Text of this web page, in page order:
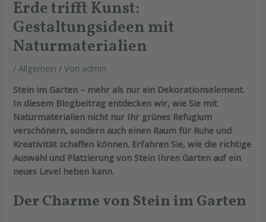
Erde trifft Kunst:
Gestaltungsideen mit
Naturmaterialien
/Allgemein / Von admin
Stein im Garten – mehr als nur ein Dekorationselement.
In diesem Blogbeitrag entdecken wir, wie Sie mit
Naturmaterialien nicht nur Ihr grünes Refugium
verschönern, sondern auch einen Raum für Ruhe und
Kreativität schaffen können. Erfahren Sie, wie die richtige
Auswahl und Platzierung von Stein Ihren Garten auf ein
neues Level heben kann.
Der Charme von Stein im Garten